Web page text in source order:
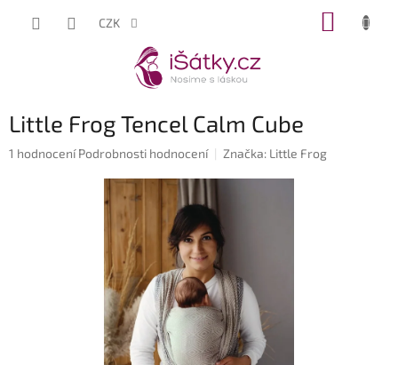
CZK
Little Frog Tencel Calm Cube
Průměrné
1 hodnocení Podrobnosti hodnocení Značka: Little Frog